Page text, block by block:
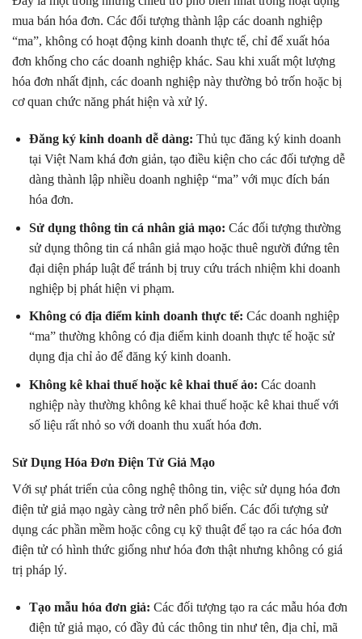
mua bán hóa đơn. Các đối tượng thành lập các doanh nghiệp
“ma”, không có hoạt động kinh doanh thực tế, chỉ để xuất hóa
đơn khống cho các doanh nghiệp khác. Sau khi xuất một lượng
hóa đơn nhất định, các doanh nghiệp này thường bỏ trốn hoặc bị
cơ quan chức năng phát hiện và xử lý.
Đăng ký kinh doanh dễ dàng: Thủ tục đăng ký kinh doanh
tại Việt Nam khá đơn giản, tạo điều kiện cho các đối tượng dễ
dàng thành lập nhiều doanh nghiệp “ma” với mục đích bán
hóa đơn.
Sử dụng thông tin cá nhân giả mạo: Các đối tượng thường
sử dụng thông tin cá nhân giả mạo hoặc thuê người đứng tên
đại diện pháp luật để tránh bị truy cứu trách nhiệm khi doanh
nghiệp bị phát hiện vi phạm.
Không có địa điểm kinh doanh thực tế: Các doanh nghiệp
“ma” thường không có địa điểm kinh doanh thực tế hoặc sử
dụng địa chỉ ảo để đăng ký kinh doanh.
Không kê khai thuế hoặc kê khai thuế ảo: Các doanh
nghiệp này thường không kê khai thuế hoặc kê khai thuế với
số liệu rất nhỏ so với doanh thu xuất hóa đơn.
Sử Dụng Hóa Đơn Điện Tử Giả Mạo
Với sự phát triển của công nghệ thông tin, việc sử dụng hóa đơn
điện tử giả mạo ngày càng trở nên phổ biến. Các đối tượng sử
dụng các phần mềm hoặc công cụ kỹ thuật để tạo ra các hóa đơn
điện tử có hình thức giống như hóa đơn thật nhưng không có giá
trị pháp lý.
Tạo mẫu hóa đơn giả: Các đối tượng tạo ra các mẫu hóa đơn
điện tử giả mạo, có đầy đủ các thông tin như tên, địa chỉ, mã